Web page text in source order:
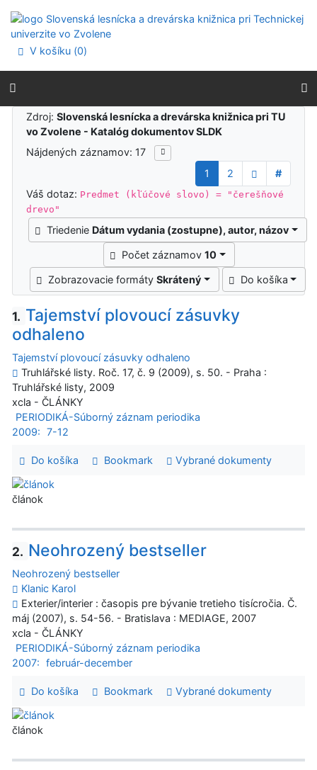
Prejsť na menu
Prehlásenie o webovej prístupnosti
V košíku (0)
Výsledky vyhľadávania
Zdroj:Slovenská lesnícka a drevárska knižnica pri TU
vo Zvolene - Katalóg dokumentov SLDK
Nájdených záznamov: 17
1
2
#
Váš dotaz: Predmet (kľúčové slovo) = "čerešňové
drevo"
Triedenie Dátum vydania (zostupne), autor, názov
Počet záznamov10
Zobrazovacie formátySkrátený Do košíka
1. Tajemství plovoucí zásuvky
odhaleno
Tajemství plovoucí zásuvky odhaleno
Truhlářské listy. Roč. 17, č. 9 (2009), s. 50. - Praha :
Truhlářské listy, 2009
xcla - ČLÁNKY
PERIODIKÁ-Súborný záznam periodika
2009: 7-12
Do košíka Bookmark Vybrané dokumenty
článok
2. Neohrozený bestseller
Neohrozený bestseller
Klanic Karol
Exterier/interier : časopis pre bývanie tretieho tisícročia. Č.
máj (2007), s. 54-56. - Bratislava : MEDIAGE, 2007
xcla - ČLÁNKY
PERIODIKÁ-Súborný záznam periodika
2007: február-december
Do košíka Bookmark Vybrané dokumenty
článok